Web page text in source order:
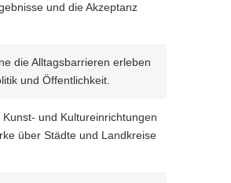
und die Akzeptanz
die Alltagsbarrieren erleben
und Öffentlichkeit.
und Kultureinrichtungen
über Städte und Landkreise